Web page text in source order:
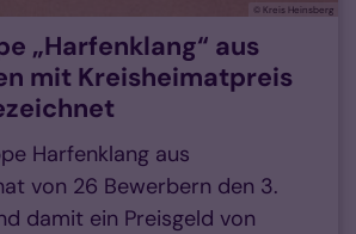
© Kreis Heinsberg
„Harfenklang“ aus
mit Kreisheimatpreis
Harfenklang aus
von 26 Bewerbern den 3.
damit ein Preisgeld von